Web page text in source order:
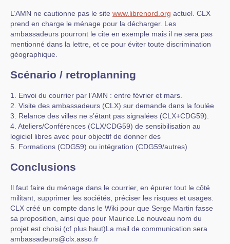
L’AMN ne cautionne pas le site www.librenord.org actuel. CLX
prend en charge le ménage pour la décharger. Les
ambassadeurs pourront le cite en exemple mais il ne sera pas
mentionné dans la lettre, et ce pour éviter toute discrimination
géographique.
Scénario / retroplanning
1. Envoi du courrier par l’AMN : entre février et mars.
2. Visite des ambassadeurs (CLX) sur demande dans la foulée
3. Relance des villes ne s’étant pas signalées (CLX+CDG59).
4. Ateliers/Conférences (CLX/CDG59) de sensibilisation au
logiciel libres avec pour objectif de donner des
5. Formations (CDG59) ou intégration (CDG59/autres)
Conclusions
Il faut faire du ménage dans le courrier, en épurer tout le côté
militant, supprimer les sociétés, préciser les risques et usages.
CLX créé un compte dans le Wiki pour que Serge Martin fasse
sa proposition, ainsi que pour Maurice.Le nouveau nom du
projet est choisi (cf plus haut)La mail de communication sera
ambassadeurs@clx.asso.fr